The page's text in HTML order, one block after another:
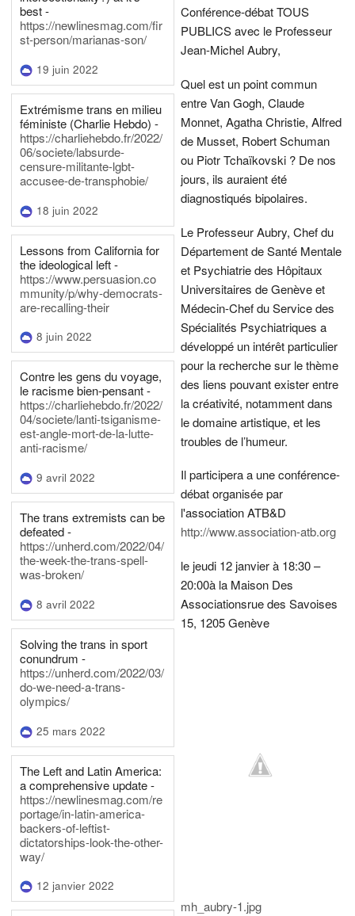
best -
https://newlinesmag.com/fir
st-person/marianas-son/
19 juin 2022
Extrémisme trans en milieu
féministe (Charlie Hebdo) -
https://charliehebdo.fr/2022/
06/societe/labsurde-
censure-militante-lgbt-
accusee-de-transphobie/
18 juin 2022
Lessons from California for
the ideological left -
https://www.persuasion.co
mmunity/p/why-democrats-
are-recalling-their
8 juin 2022
Contre les gens du voyage,
le racisme bien-pensant -
https://charliehebdo.fr/2022/
04/societe/lanti-tsiganisme-
est-angle-mort-de-la-lutte-
anti-racisme/
9 avril 2022
The trans extremists can be
defeated -
https://unherd.com/2022/04/
the-week-the-trans-spell-
was-broken/
8 avril 2022
Solving the trans in sport
conundrum -
https://unherd.com/2022/03/
do-we-need-a-trans-
olympics/
25 mars 2022
The Left and Latin America:
a comprehensive update -
https://newlinesmag.com/re
portage/in-latin-america-
backers-of-leftist-
dictatorships-look-the-other-
way/
12 janvier 2022
Conférence-débat TOUS
PUBLICS avec le Professeur
Jean-Michel Aubry,
Quel est un point commun
entre Van Gogh, Claude
Monnet, Agatha Christie, Alfred
de Musset, Robert Schuman
ou Piotr Tchaïkovski ? De nos
jours, ils auraient été
diagnostiqués bipolaires.
Le Professeur Aubry, Chef du
Département de Santé Mentale
et Psychiatrie des Hôpitaux
Universitaires de Genève et
Médecin-Chef du Service des
Spécialités Psychiatriques a
développé un intérêt particulier
pour la recherche sur le thème
des liens pouvant exister entre
la créativité, notamment dans
le domaine artistique, et les
troubles de l’humeur.
Il participera a une conférence-
débat organisée par
l'association ATB&D
http://www.association-atb.org
le jeudi 12 janvier à 18:30 –
20:00à la Maison Des
Associationsrue des Savoises
15, 1205 Genève
mh_aubry-1.jpg